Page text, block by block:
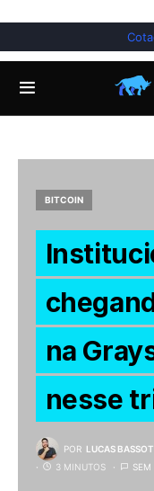
BITCOIN
na
nesse
POR LUCAS
3 MINUTOS
SEM